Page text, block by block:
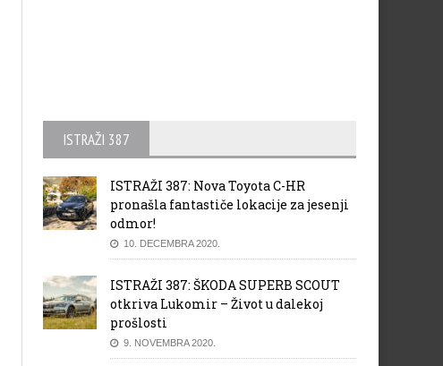
ISTRAŽI 387
ISTRAŽI 387: Nova Toyota C-HR
pronašla fantastiče lokacije za jesenji
odmor!
10. DECEMBRA 2020.
ISTRAŽI 387: ŠKODA SUPERB SCOUT
otkriva Lukomir – Život u dalekoj
prošlosti
9. NOVEMBRA 2020.